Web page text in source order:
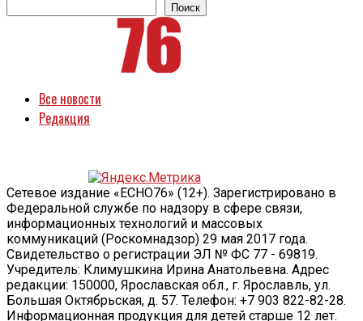
Поиск
Все новости
Редакция
Сетевое издание «ECHO76» (12+). Зарегистрировано в
Федеральной службе по надзору в сфере связи,
информационных технологий и массовых
коммуникаций (Роскомнадзор) 29 мая 2017 года.
Свидетельство о регистрации ЭЛ № ФС 77 - 69819.
Учредитель: Климушкина Ирина Анатольевна. Адрес
редакции: 150000, Ярославская обл., г. Ярославль, ул.
Большая Октябрьская, д. 57. Телефон: +7 903 822-82-28.
Информационная продукция для детей старше 12 лет.